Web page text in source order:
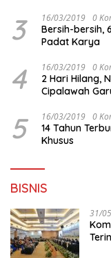
3 16/03/2019 0
Bersih-bersih,
Padat Karya
4 16/03/2019 0
2 Hari Hilang,
Cipalawah
5 16/03/2019 0
14 Tahun
Khusus
BISNIS
31/